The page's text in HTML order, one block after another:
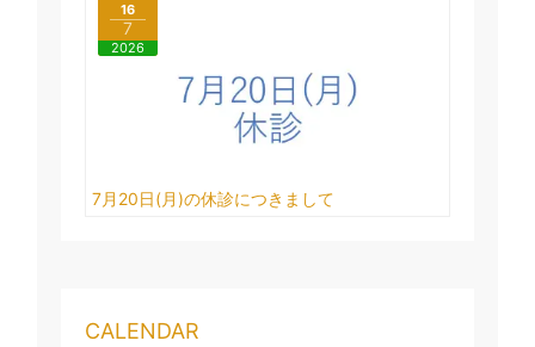
7月20日(月)の休診につきまして
16
7
2026
CALENDAR